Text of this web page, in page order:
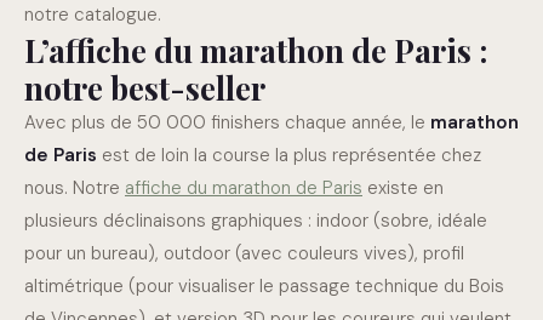
notre catalogue.
L’affiche du marathon de Paris :
notre best-seller
Avec plus de 50 000 finishers chaque année, le marathon
de Paris est de loin la course la plus représentée chez
nous. Notre affiche du marathon de Paris existe en
plusieurs déclinaisons graphiques : indoor (sobre, idéale
pour un bureau), outdoor (avec couleurs vives), profil
altimétrique (pour visualiser le passage technique du Bois